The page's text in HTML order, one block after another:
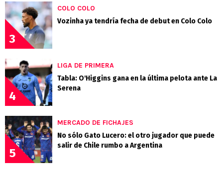
3
COLO COLO
Vozinha ya tendría fecha de debut en Colo Colo
4
LIGA DE PRIMERA
Tabla: O'Higgins gana en la última pelota ante La
Serena
5
MERCADO DE FICHAJES
No sólo Gato Lucero: el otro jugador que puede
salir de Chile rumbo a Argentina